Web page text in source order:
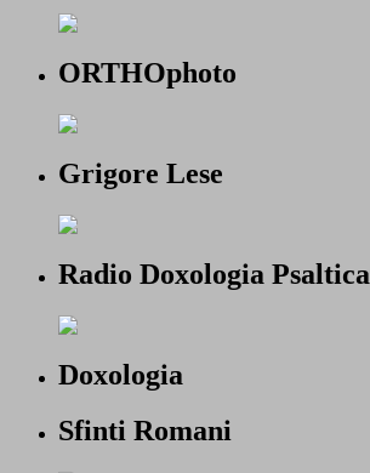
ORTHOphoto
Grigore Lese
Radio Doxologia Psaltica
Doxologia
Sfinti Romani